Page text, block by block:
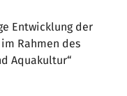
Entwicklung der
Rahmen des
Aquakultur“